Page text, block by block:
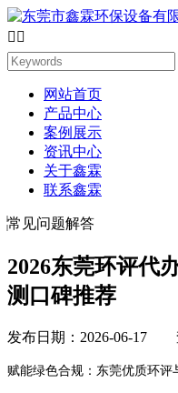
 
网站首页
产品中心
案例展示
资讯中心
关于鑫霖
联系鑫霖
常见问题解答
2026东莞环评代
测口碑推荐
发布日期：2026-06-17
赋能绿色合规：东莞优质环